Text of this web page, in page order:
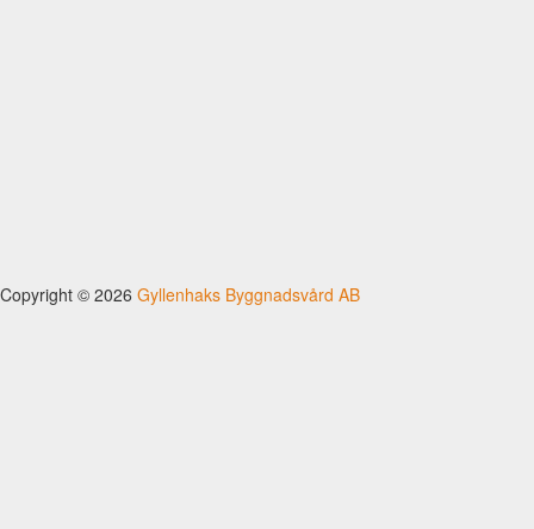
Copyright © 2026 Gyllenhaks Byggnadsvård AB